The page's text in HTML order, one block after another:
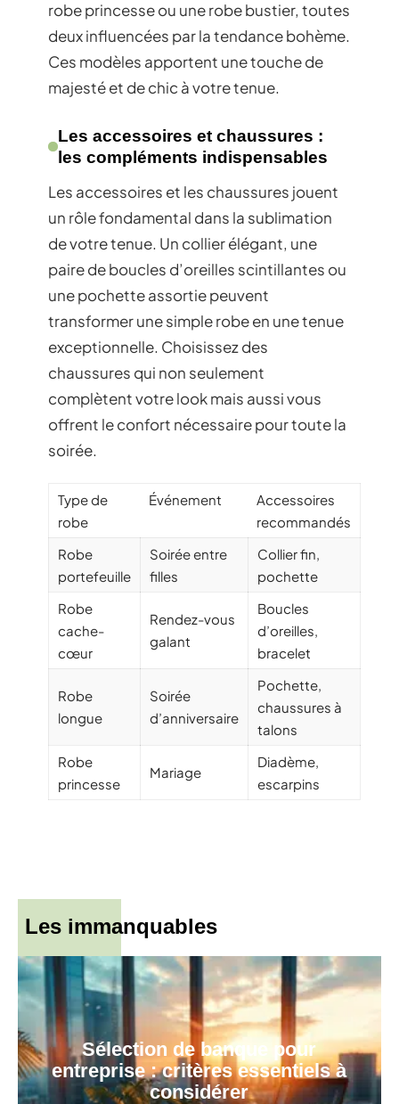
robe princesse ou une robe bustier, toutes
deux influencées par la tendance bohème.
Ces modèles apportent une touche de
majesté et de chic à votre tenue.
Les accessoires et chaussures :
les compléments indispensables
Les accessoires et les chaussures jouent
un rôle fondamental dans la sublimation
de votre tenue. Un collier élégant, une
paire de boucles d’oreilles scintillantes ou
une pochette assortie peuvent
transformer une simple robe en une tenue
exceptionnelle. Choisissez des
chaussures qui non seulement
complètent votre look mais aussi vous
offrent le confort nécessaire pour toute la
soirée.
Type de
robe
Événement
Accessoires
recommandés
Robe
portefeuille
Soirée entre
filles
Collier fin,
pochette
Robe
cache-
cœur
Rendez-vous
galant
Boucles
d’oreilles,
bracelet
Robe
longue
Soirée
d’anniversaire
Pochette,
chaussures à
talons
Robe
princesse
Mariage
Diadème,
escarpins
Les immanquables
Sélection de banque pour
entreprise : critères essentiels à
considérer